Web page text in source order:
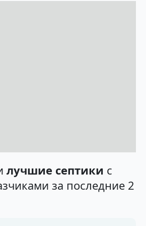
лучшие септики с
за последние 2